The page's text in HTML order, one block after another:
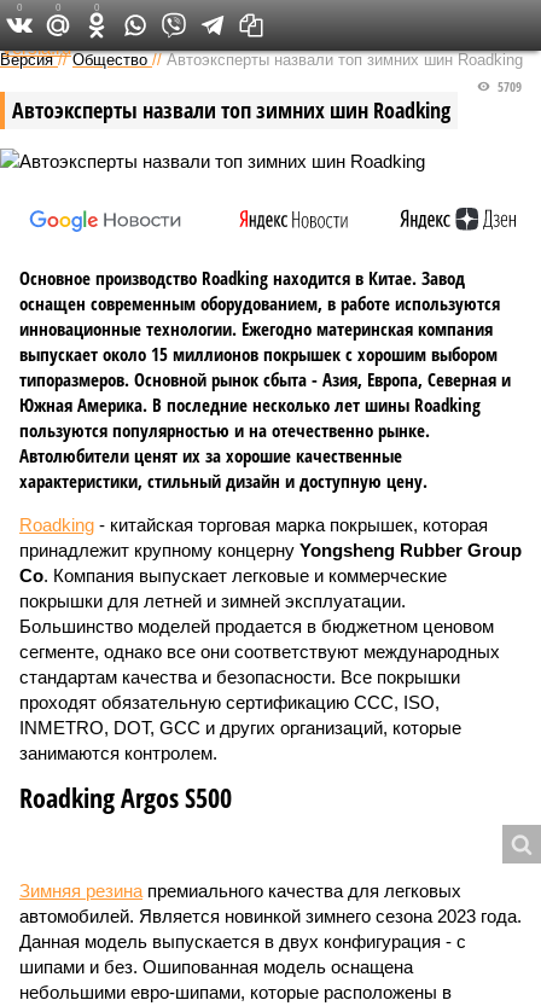
Федеральный выпуск
Версия //Общество //Автоэксперты назвали топ зимних шин Roadking
Автоэксперты назвали топ зимних шин Roadking
5709
Основное производство Roadking находится в Китае. Завод
оснащен современным оборудованием, в работе используются
инновационные технологии. Ежегодно материнская компания
выпускает около 15 миллионов покрышек с хорошим выбором
типоразмеров. Основной рынок сбыта - Азия, Европа, Северная и
Южная Америка. В последние несколько лет шины Roadking
пользуются популярностью и на отечественно рынке.
Автолюбители ценят их за хорошие качественные
характеристики, стильный дизайн и доступную цену.
Roadking - китайская торговая марка покрышек, которая
принадлежит крупному концерну Yongsheng Rubber Group
Co. Компания выпускает легковые и коммерческие
покрышки для летней и зимней эксплуатации.
Большинство моделей продается в бюджетном ценовом
сегменте, однако все они соответствуют международных
стандартам качества и безопасности. Все покрышки
проходят обязательную сертификацию CCC, ISO,
INMETRO, DOT, GCC и других организаций, которые
занимаются контролем.
Roadking Argos S500
Зимняя резина премиального качества для легковых
автомобилей. Является новинкой зимнего сезона 2023 года.
Данная модель выпускается в двух конфигурация - с
шипами и без. Ошипованная модель оснащена
небольшими евро-шипами, которые расположены в
0 0 0